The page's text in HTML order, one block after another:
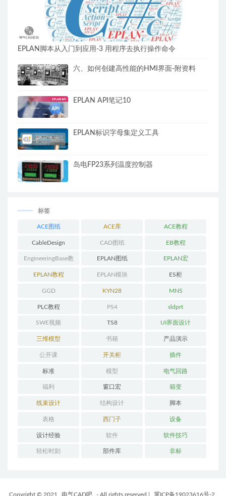
EPLAN脚本从入门到应用-3 用程序去执行操作命令
六、如何创建高性能的HMI界面-附资料
EPLAN API笔记10
EPLAN标识字母集定义工具
岛电FP23系列温度控制器
标签
ACE图纸 ACE库 ACE教程
CableDesign CAD图纸 EB教程
EngineeringBase教
程
EPLAN图纸 EPLAN宏
EPLAN教程 EPLAN模块 ES柜
GGD KYN28 MNS
PLC教程 PS4 sldprt
SWE视频 TS8 UI界面设计
三维模型 书籍 产品演示
公开课 开关柜 插件
标准 模型 电气回路
福利 窗口宏 箱变
线束设计 结构设计 脚本
表格 西门子 设备
设计经验 软件 软件技巧
轻松时刻 部件库 非标
Copyright © 2021 电气CAD吧 - All rights reserved 冀ICP备19023616号-2